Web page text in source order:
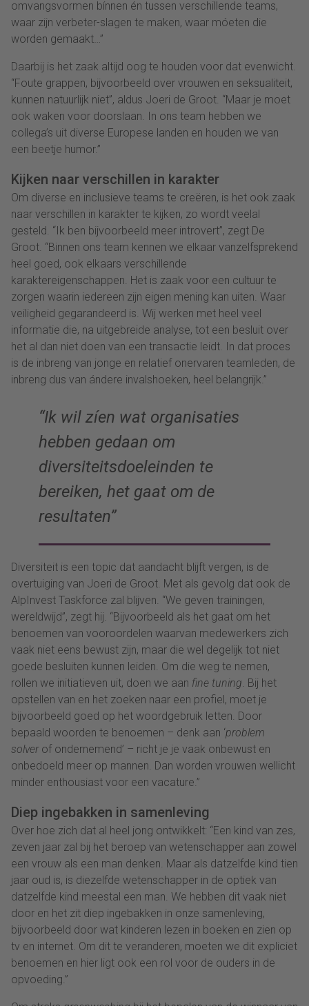
omvangsvormen bínnen én tussen verschillende teams,
waar zijn verbeter-slagen te maken, waar móeten die
worden gemaakt…”
Daarbij is het zaak altijd oog te houden voor dat evenwicht.
“Foute grappen, bijvoorbeeld over vrouwen en seksualiteit,
kunnen natuurlijk niet”, aldus Joeri de Groot. “Maar je moet
ook waken voor doorslaan. In ons team hebben we
collega’s uit diverse Europese landen en houden we van
een beetje humor.”
Kijken naar verschillen in karakter
Om diverse en inclusieve teams te creëren, is het ook zaak
naar verschillen in karakter te kijken, zo wordt veelal
gesteld. “Ik ben bijvoorbeeld meer introvert”, zegt De
Groot. “Binnen ons team kennen we elkaar vanzelfsprekend
heel goed, ook elkaars verschillende
karaktereigenschappen. Het is zaak voor een cultuur te
zorgen waarin iedereen zijn eigen mening kan uiten. Waar
veiligheid gegarandeerd is. Wij werken met heel veel
informatie die, na uitgebreide analyse, tot een besluit over
het al dan niet doen van een transactie leidt. In dat proces
is de inbreng van jonge en relatief onervaren teamleden, de
inbreng dus van ándere invalshoeken, heel belangrijk.”
“Ik wil zíen wat organisaties
hebben gedaan om
diversiteitsdoeleinden te
bereiken, het gaat om de
resultaten”
Diversiteit is een topic dat aandacht blijft vergen, is de
overtuiging van Joeri de Groot. Met als gevolg dat ook de
AlpInvest Taskforce zal blijven. “We geven trainingen,
wereldwijd”, zegt hij. “Bijvoorbeeld als het gaat om het
benoemen van vooroordelen waarvan medewerkers zich
vaak niet eens bewust zijn, maar die wel degelijk tot niet
goede besluiten kunnen leiden. Om die weg te nemen,
rollen we initiatieven uit, doen we aan fine tuning. Bij het
opstellen van en het zoeken naar een profiel, moet je
bijvoorbeeld goed op het woordgebruik letten. Door
bepaald woorden te benoemen – denk aan ‘problem
solverof ondernemend’ – richt je je vaak onbewust en
onbedoeld meer op mannen. Dan worden vrouwen wellicht
minder enthousiast voor een vacature.”
Diep ingebakken in samenleving
Over hoe zich dat al heel jong ontwikkelt: “Een kind van zes,
zeven jaar zal bij het beroep van wetenschapper aan zowel
een vrouw als een man denken. Maar als datzelfde kind tien
jaar oud is, is diezelfde wetenschapper in de optiek van
datzelfde kind meestal een man. We hebben dit vaak niet
door en het zit diep ingebakken in onze samenleving,
bijvoorbeeld door wat kinderen lezen in boeken en zien op
tv en internet. Om dit te veranderen, moeten we dit expliciet
benoemen en hier ligt ook een rol voor de ouders in de
opvoeding.”